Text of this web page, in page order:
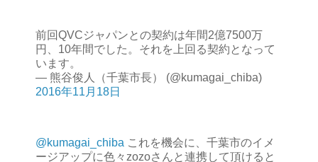
前回QVCジャパンとの契約は年間2億7500万
円、10年間でした。それを上回る契約となって
います。
— 熊谷俊人（千葉市長） (@kumagai_chiba)
2016年11月18日
@kumagai_chiba これを機会に、千葉市のイメ
ージアップに色々zozoさんと連携して頂けると